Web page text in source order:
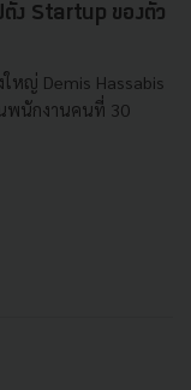
ตั้ง Startup ของตัว
หญ่ Demis Hassabis
นพนักงานคนที่ 30